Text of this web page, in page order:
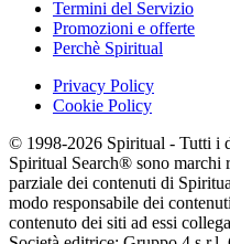
Termini del Servizio
Promozioni e offerte
Perchè Spiritual
Privacy Policy
Cookie Policy
© 1998-2026 Spiritual - Tutti i
Spiritual Search® sono marchi
parziale dei contenuti di
modo responsabile dei
contenuto dei siti ad essi